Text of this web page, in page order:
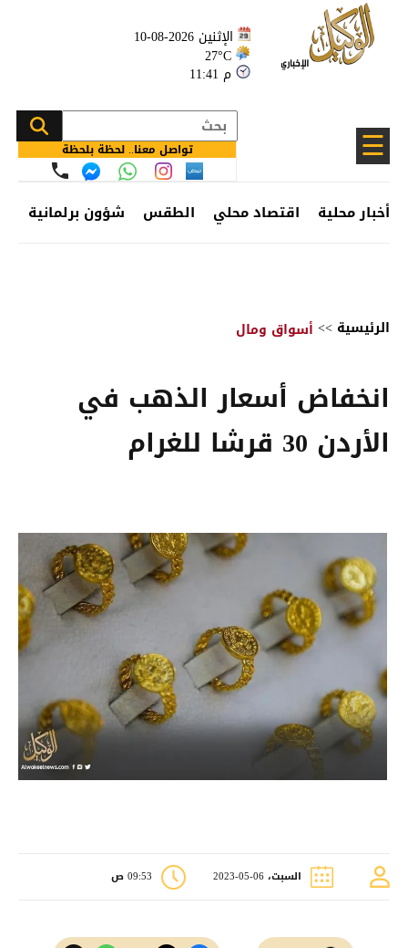
الإثنين 2026-08-10
27°C
11:41 م
☰ تواصل معنا.. لحظة بلحظة
أخبار محلية اقتصاد محلي الطقس شؤون برلمانية
الرئيسية >> أسواق ومال
انخفاض أسعار الذهب في
الأردن 30 قرشا للغرام
السبت، 06-05-2023 09:53 ص